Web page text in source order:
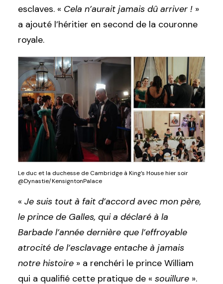
esclaves. « Cela n’aurait jamais dû arriver ! »
a ajouté l’héritier en second de la couronne
royale.
Le duc et la duchesse de Cambridge à King’s House hier soir
@Dynastie/KensigntonPalace
« Je suis tout à fait d’accord avec mon père,
le prince de Galles, qui a déclaré à la
Barbade l’année dernière que l’effroyable
atrocité de l’esclavage entache à jamais
notre histoire » a renchéri le prince William
qui a qualifié cette pratique de « souillure ».